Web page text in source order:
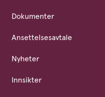
Dokumenter
Ansettelsesavtale
Nyheter
Innsikter